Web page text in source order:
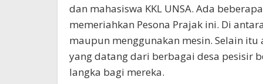
dan mahasiswa KKL UNSA. Ada
memeriahkan Pesona Prajak ini. Di
maupun menggunakan mesin. Selain
yang datang dari berbagai desa pesisir
langka bagi mereka.